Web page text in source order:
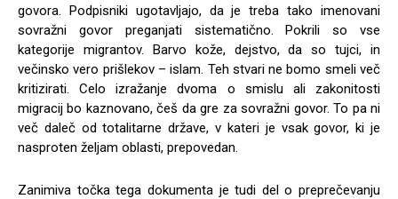
govora. Podpisniki ugotavljajo, da je treba tako imenovani
sovražni govor preganjati sistematično. Pokrili so vse
kategorije migrantov. Barvo kože, dejstvo, da so tujci, in
večinsko vero prišlekov – islam. Teh stvari ne bomo smeli več
kritizirati. Celo izražanje dvoma o smislu ali zakonitosti
migracij bo kaznovano, češ da gre za sovražni govor. To pa ni
več daleč od totalitarne države, v kateri je vsak govor, ki je
nasproten željam oblasti, prepovedan.
Zanimiva točka tega dokumenta je tudi del o preprečevanju